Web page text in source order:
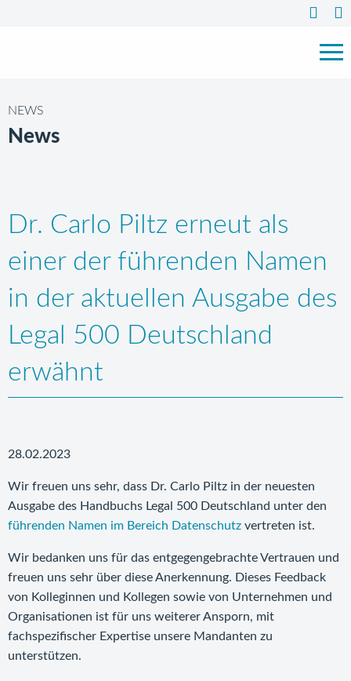
NEWS
News
Dr. Carlo Piltz erneut als
einer der führenden Namen
in der aktuellen Ausgabe des
Legal 500 Deutschland
erwähnt
28.02.2023
Wir freuen uns sehr, dass Dr. Carlo Piltz in der neuesten
Ausgabe des Handbuchs Legal 500 Deutschland unter den
führenden Namen im Bereich Datenschutz vertreten ist.
Wir bedanken uns für das entgegengebrachte Vertrauen und
freuen uns sehr über diese Anerkennung. Dieses Feedback
von Kolleginnen und Kollegen sowie von Unternehmen und
Organisationen ist für uns weiterer Ansporn, mit
fachspezifischer Expertise unsere Mandanten zu
unterstützen.